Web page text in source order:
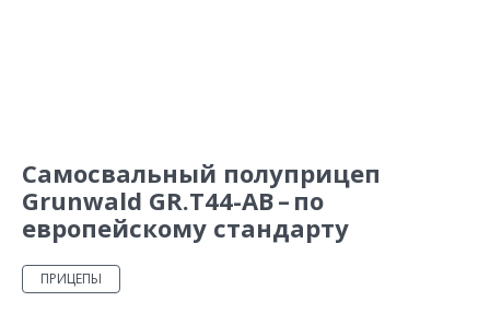
Самосвальный полуприцеп
Grunwald GR.T44-AB – по
европейскому стандарту
ПРИЦЕПЫ